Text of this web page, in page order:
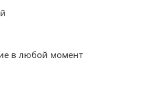
в любой момент